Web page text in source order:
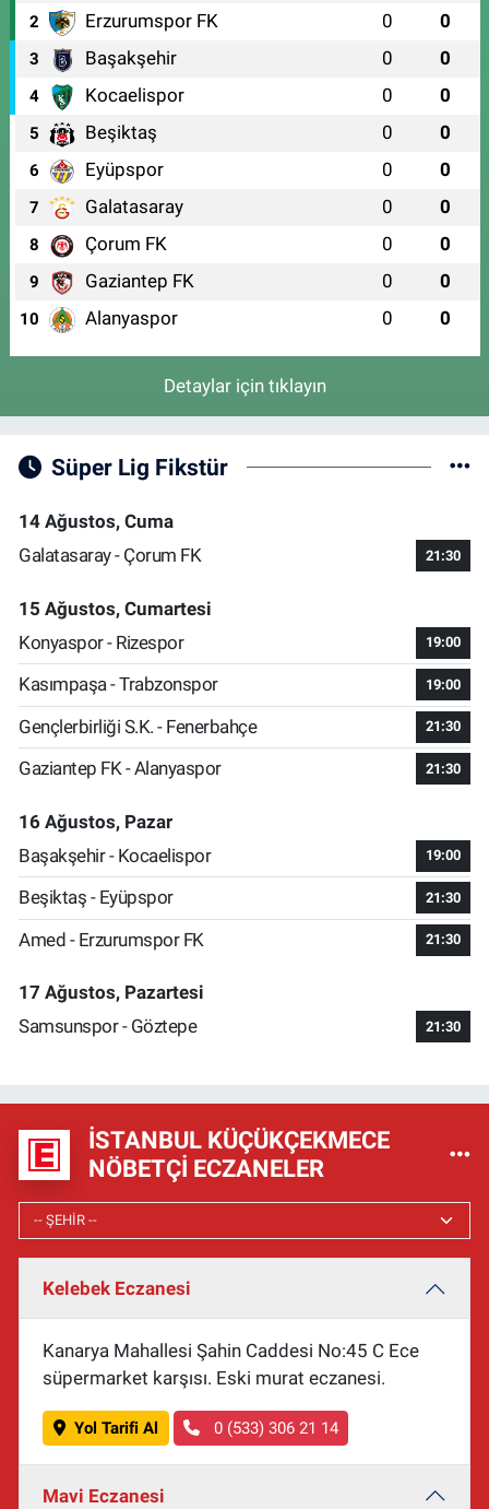
2 Erzurumspor FK 0 0
3 Başakşehir 0 0
4 Kocaelispor 0 0
5 Beşiktaş 0 0
6 Eyüpspor 0 0
7 Galatasaray 0 0
8 Çorum FK 0 0
9 Gaziantep FK 0 0
10 Alanyaspor 0 0
Detaylar için tıklayın
Süper Lig Fikstür
14 Ağustos, Cuma
Galatasaray - Çorum FK
21:30
15 Ağustos, Cumartesi
Konyaspor - Rizespor
19:00
Kasımpaşa - Trabzonspor 19:00
Gençlerbirliği S.K. - Fenerbahçe 21:30
Gaziantep FK - Alanyaspor 21:30
16 Ağustos, Pazar
Başakşehir - Kocaelispor
19:00
Beşiktaş - Eyüpspor 21:30
Amed - Erzurumspor FK 21:30
17 Ağustos, Pazartesi
Samsunspor - Göztepe
21:30
İSTANBUL KÜÇÜKÇEKMECE
NÖBETÇI ECZANELER
Kelebek Eczanesi
Kanarya Mahallesi Şahin Caddesi No:45 C Ece
süpermarket karşısı. Eski murat eczanesi.
Yol Tarifi Al 0 (533) 306 21 14
Mavi Eczanesi